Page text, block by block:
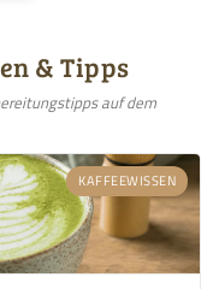
& Tipps
auf dem
KAFFEEWISSEN